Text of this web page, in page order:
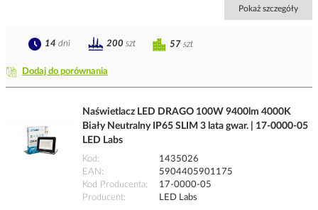
Pokaż szczegóły
Dodaj do porównania
57 szt
14 dni 200 szt
Naświetlacz LED DRAGO 100W 9400lm 4000K
Biały Neutralny IP65 SLIM 3 lata gwar. | 17-0000-05
LED Labs
Kod
1435026
EAN
5904405901175
Kod Producenta
17-0000-05
Producent
LED Labs